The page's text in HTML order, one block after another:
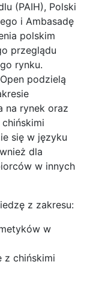
(PAIH), Polski
i Ambasadę
polskim
przeglądu
rynku.
podzielą
na rynek oraz
się w języku
dla
w innych
z zakresu:
w
z chińskimi